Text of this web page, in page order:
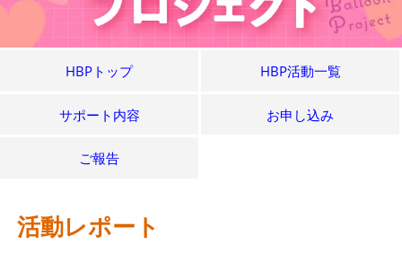
HBPトップ HBP活動一覧
サポート内容 お申し込み
ご報告
活動レポート